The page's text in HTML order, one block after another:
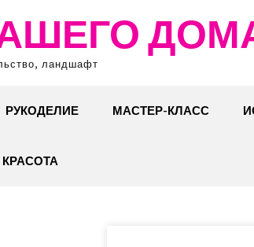
ландшафт
РУКОДЕЛИЕ МАСТЕР-КЛАСС